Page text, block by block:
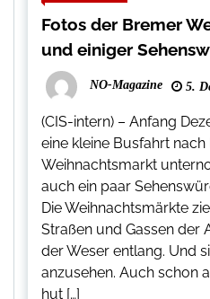
Fotos der Bremer
und einiger
NO-Magazine 5.
(CIS-intern) – Anfang
eine kleine Busfahrt
Weihnachtsmarkt
auch ein paar
Die Weihnachtsmärkte
Straßen und Gassen der
der Weser entlang. Und
anzusehen. Auch schon
hut […]